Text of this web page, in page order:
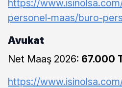
https://
personel-maas/buro-
Avukat
Net Maaş 2026: 67.000
https://